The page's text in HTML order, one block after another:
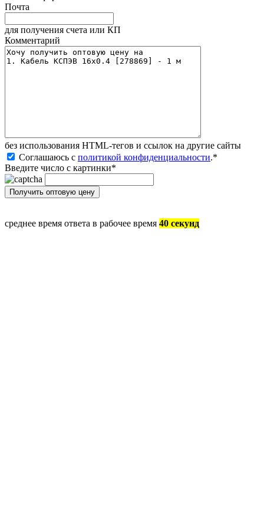
Почта
для получения счета или КП
Комментарий
без иcпользования HTML-тегов и ссылок на другие сайты
Соглашаюсь с политикой конфиденциальности.*
Введите число с картинки*
среднее время ответа в рабочее время 40 секунд